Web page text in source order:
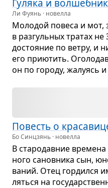
Гуляка и вол­шеб­ник
Ли Фуянь · новелла
Моло­дой повеса и мот,
в раз­гуль­ных тра­тах
досто­я­ние по ветру, и
его при­ю­тить.
он по городу, жалу­ясь и
Повесть о
Бо Синцзянь · новелла
В ста­ро­дав­ние
ного санов­ника сын,
ва­ний. Отец гор­дился
ляться на